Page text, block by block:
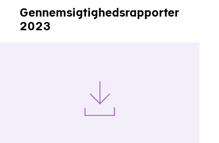
Gennemsigtighedsrapporter
2023